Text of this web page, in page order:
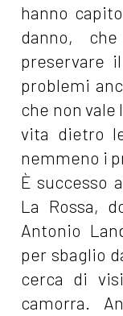
hanno
danno,
preservare
problemi
che non vale
vita dietro
nemmeno i
È successo
La Rossa,
Antonio
per sbaglio
cerca di
camorra.